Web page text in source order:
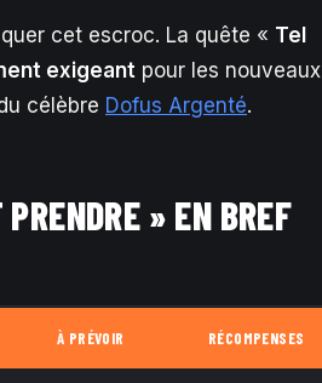
cet escroc. La quête « Tel
exigeant pour les nouveaux
célèbre Dofus Argenté.
» EN BREF
À PRÉVOIR RÉCOMPENSES